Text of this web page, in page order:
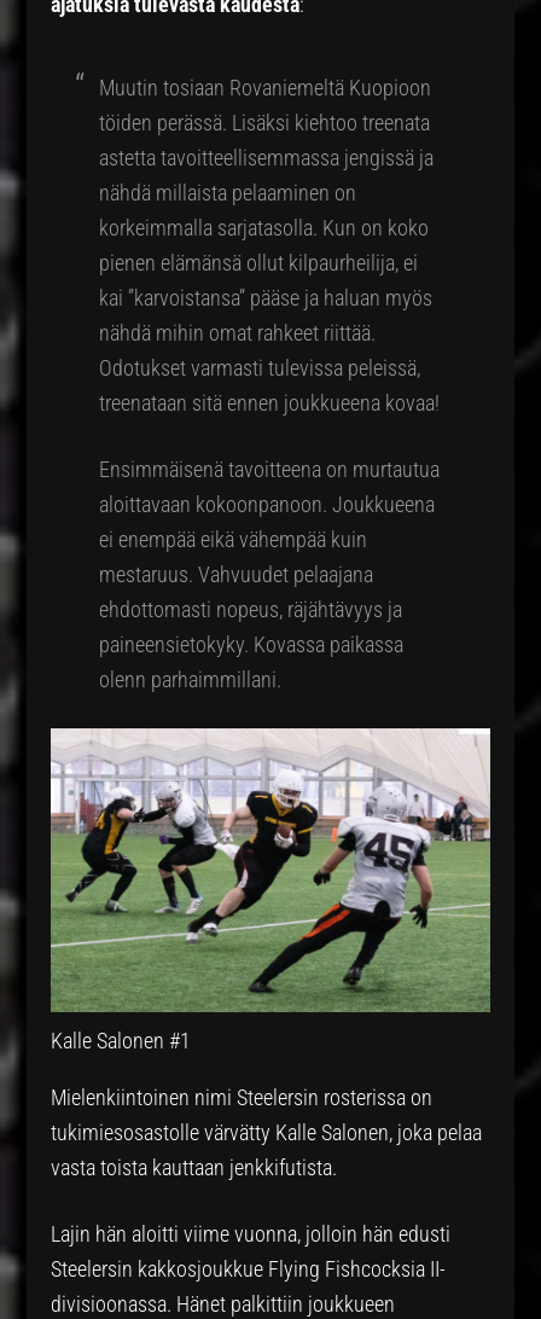
Muutin tosiaan Rovaniemeltä Kuopioon
töiden perässä. Lisäksi kiehtoo treenata
astetta tavoitteellisemmassa jengissä ja
nähdä millaista pelaaminen on
korkeimmalla sarjatasolla. Kun on koko
pienen elämänsä ollut kilpaurheilija, ei
kai ”karvoistansa” pääse ja haluan myös
nähdä mihin omat rahkeet riittää.
Odotukset varmasti tulevissa peleissä,
treenataan sitä ennen joukkueena kovaa!
Ensimmäisenä tavoitteena on murtautua
aloittavaan kokoonpanoon. Joukkueena
ei enempää eikä vähempää kuin
mestaruus. Vahvuudet pelaajana
ehdottomasti nopeus, räjähtävyys ja
paineensietokyky. Kovassa paikassa
olenn parhaimmillani.
Kalle Salonen #1
Mielenkiintoinen nimi Steelersin rosterissa on
tukimiesosastolle värvätty Kalle Salonen, joka pelaa
vasta toista kauttaan jenkkifutista.
Lajin hän aloitti viime vuonna, jolloin hän edusti
Steelersin kakkosjoukkue Flying Fishcocksia II-
divisioonassa. Hänet palkittiin joukkueen